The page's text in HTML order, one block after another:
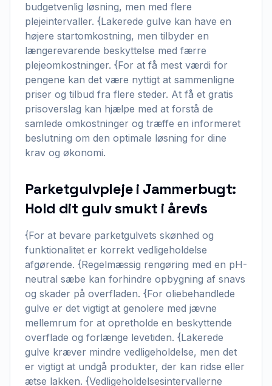
budgetvenlig løsning, men med flere
plejeintervaller. {Lakerede gulve kan have en
højere startomkostning, men tilbyder en
længerevarende beskyttelse med færre
plejeomkostninger. {For at få mest værdi for
pengene kan det være nyttigt at sammenligne
priser og tilbud fra flere steder. At få et gratis
prisoverslag kan hjælpe med at forstå de
samlede omkostninger og træffe en informeret
beslutning om den optimale løsning for dine
krav og økonomi.
Parketgulvpleje i Jammerbugt:
Hold dit gulv smukt i årevis
{For at bevare parketgulvets skønhed og
funktionalitet er korrekt vedligeholdelse
afgørende. {Regelmæssig rengøring med en pH-
neutral sæbe kan forhindre opbygning af snavs
og skader på overfladen. {For oliebehandlede
gulve er det vigtigt at genolere med jævne
mellemrum for at opretholde en beskyttende
overflade og forlænge levetiden. {Lakerede
gulve kræver mindre vedligeholdelse, men det
er vigtigt at undgå produkter, der kan ridse eller
ætse lakken. {Vedligeholdelsesintervallerne